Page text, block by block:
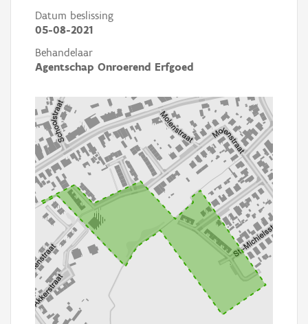
Datum beslissing
05-08-2021
Behandelaar
Agentschap Onroerend Erfgoed